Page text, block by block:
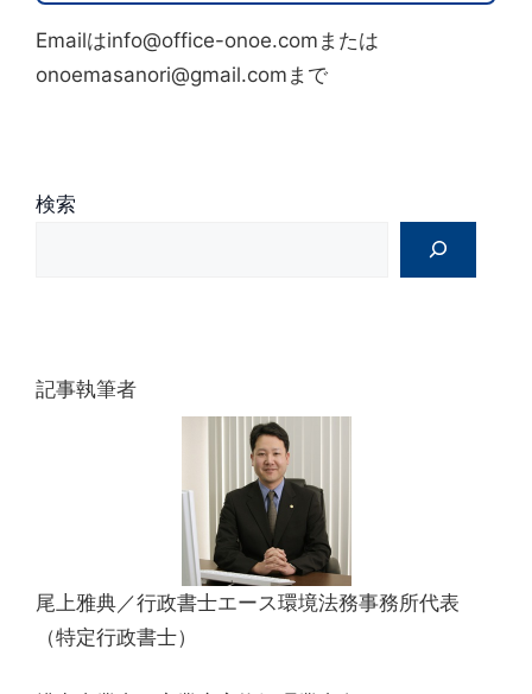
t
i
:
Emailはinfo@office-onoe.comまたは
onoemasanori@gmail.comまで
検索
記事執筆者
尾上雅典／行政書士エース環境法務事務所代表
（特定行政書士）